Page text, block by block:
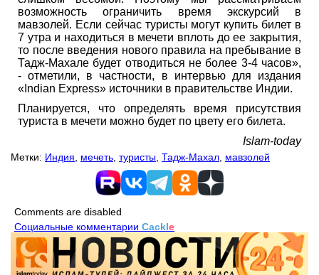
возможность ограничить время экскурсий в
мавзолей. Если сейчас туристы могут купить билет в
7 утра и находиться в мечети вплоть до ее закрытия,
то после введения нового правила на пребывание в
Тадж-Махале будет отводиться не более 3-4 часов»,
- отметили, в частности, в интервью для издания
«Indian Express» источники в правительстве Индии.
Планируется, что определять время присутствия
туриста в мечети можно будет по цвету его билета.
Islam-today
Метки: Индия мечеть туристы Тадж-Махал мавзолей
Comments are disabled
Социальные комментарии Cackle